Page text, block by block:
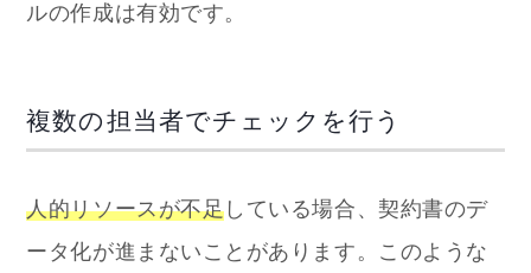
ルの作成は有効です。
複数の担当者でチェックを行う
人的リソースが不足 している場合、契約書のデ
ータ化が進まないことがあります。このような